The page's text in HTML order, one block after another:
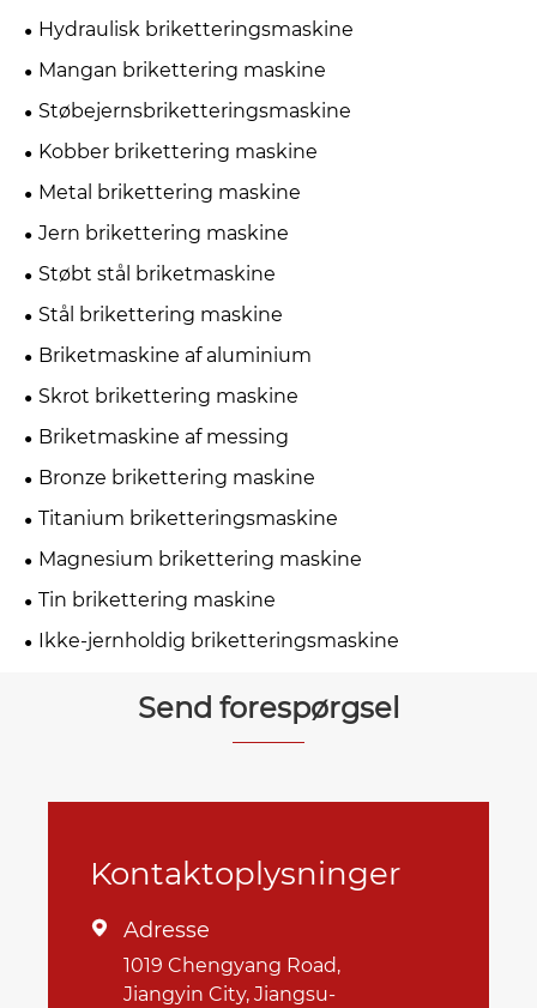
Hydraulisk briketteringsmaskine
Mangan brikettering maskine
Støbejernsbriketteringsmaskine
Kobber brikettering maskine
Metal brikettering maskine
Jern brikettering maskine
Støbt stål briketmaskine
Stål brikettering maskine
Briketmaskine af aluminium
Skrot brikettering maskine
Briketmaskine af messing
Bronze brikettering maskine
Titanium briketteringsmaskine
Magnesium brikettering maskine
Tin brikettering maskine
Ikke-jernholdig briketteringsmaskine
Send forespørgsel
Kontaktoplysninger
 Adresse
1019 Chengyang Road,
Jiangyin City, Jiangsu-